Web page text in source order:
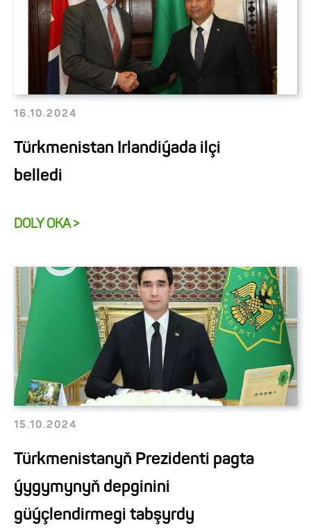
16.10.2024
Türkmenistan Irlandiýada ilçi
belledi
DOLY OKA >
15.10.2024
Türkmenistanyň Prezidenti pagta
ýygymynyň depginini
güýçlendirmegi tabşyrdy